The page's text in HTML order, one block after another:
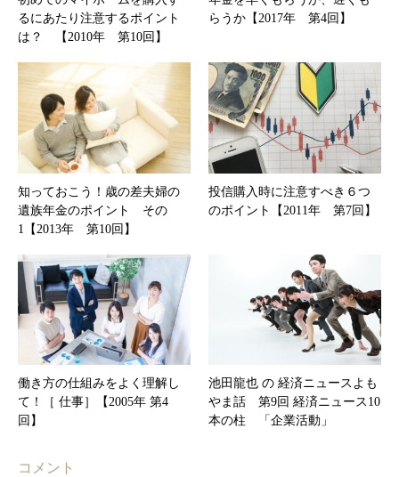
るにあたり注意するポイント
は？ 【2010年 第10回】
らうか【2017年 第4回】
知っておこう！歳の差夫婦の
遺族年金のポイント その
1【2013年 第10回】
投信購入時に注意すべき６つ
のポイント【2011年 第7回】
働き方の仕組みをよく理解し
て！［ 仕事］【2005年 第4
回】
池田龍也 の 経済ニュースよも
やま話 第9回 経済ニュース10
本の柱 「企業活動」
コメント